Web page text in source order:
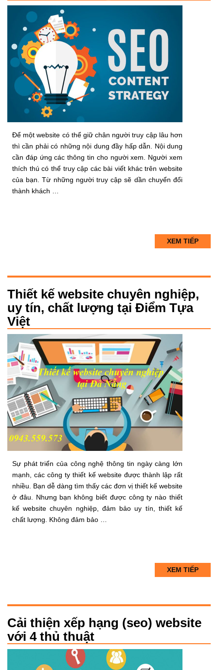
Để một website có thể giữ chân người truy cập lâu hơn
thì cần phải có những nội dung đầy hấp dẫn. Nội dung
cần đáp ứng các thông tin cho người xem. Người xem
thích thú có thể truy cập các bài viết khác trên website
của bạn. Từ những người truy cập sẽ dần chuyển đổi
thành khách …
XEM TIẾP
Thiết kế website chuyên nghiệp,
uy tín, chất lượng tại Điểm Tựa
Việt
Sự phát triển của công nghệ thông tin ngày càng lớn
mạnh, các công ty thiết kế website được thành lập rất
nhiều. Bạn dễ dàng tìm thấy các đơn vị thiết kế website
ở đâu. Nhưng bạn không biết được công ty nào thiết
kế website chuyên nghiệp, đảm bảo uy tín, thiết kế
chất lượng. Không đảm bảo …
XEM TIẾP
Cải thiện xếp hạng (seo) website
với 4 thủ thuật